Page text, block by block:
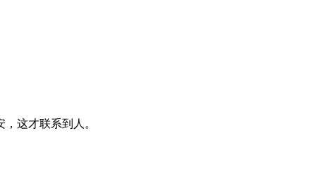
这才联系到人。